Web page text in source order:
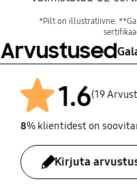
*Pilt on illustratiivne.
Arvustused
1.6(19
8% klientidest on
Kirjuta